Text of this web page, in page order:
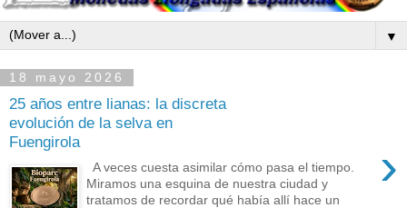
▼
18 mayo 2026
25 años entre lianas: la discreta
evolución de la selva en
Fuengirola
›
A veces cuesta asimilar cómo pasa el tiempo.
Miramos una esquina de nuestra ciudad y
tratamos de recordar qué había allí hace un